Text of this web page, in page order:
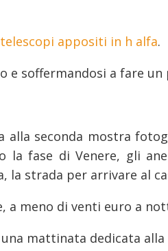
telescopi appositi in h alfa.
e soffermandosi a fare un
alla seconda mostra
la fase di Venere, gli
la strada per arrivare al
a meno di venti euro a
mattinata dedicata